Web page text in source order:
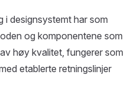
i designsystemt har som
og komponentene som
høy kvalitet, fungerer som
etablerte retningslinjer